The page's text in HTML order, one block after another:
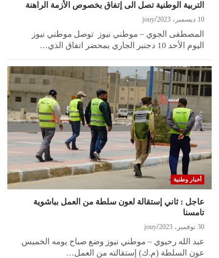
التربية الوطنية تصل الى إتفاق بخصوص الأزمة الراهنة
10 ديسمبر، 2023 jouy
المصطفى الجوي – موطني نيوز توصل موطني نيوز
اليوم الأحد 10 دجنبر الجاري بمحضر اتفاق الذي…
أخبار وطنية
عاجل : ثاني إستقالة لعون سلطة من العمل بباشوية
تامسنا
30 نوفمبر، 2023 jouy
عبد الله رحيوي – موطني نيوز وضع صباح يومه الخميس
عون السلطة (م.ك) إستقالته من العمل…